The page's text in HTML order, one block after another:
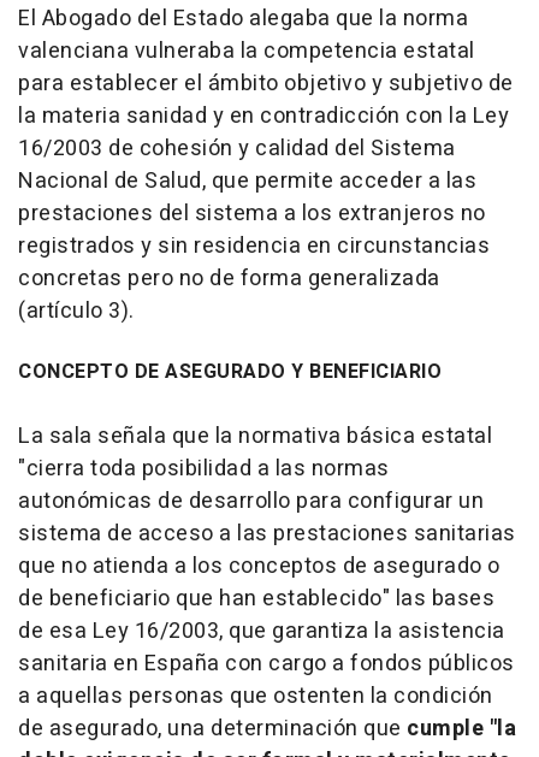
El Abogado del Estado alegaba que la norma
valenciana vulneraba la competencia estatal
para establecer el ámbito objetivo y subjetivo de
la materia sanidad y en contradicción con la Ley
16/2003 de cohesión y calidad del Sistema
Nacional de Salud, que permite acceder a las
prestaciones del sistema a los extranjeros no
registrados y sin residencia en circunstancias
concretas pero no de forma generalizada
(artículo 3).
CONCEPTO DE ASEGURADO Y BENEFICIARIO
La sala señala que la normativa básica estatal
"cierra toda posibilidad a las normas
autonómicas de desarrollo para configurar un
sistema de acceso a las prestaciones sanitarias
que no atienda a los conceptos de asegurado o
de beneficiario que han establecido" las bases
de esa Ley 16/2003, que garantiza la asistencia
sanitaria en España con cargo a fondos públicos
a aquellas personas que ostenten la condición
de asegurado, una determinación que cumple "la